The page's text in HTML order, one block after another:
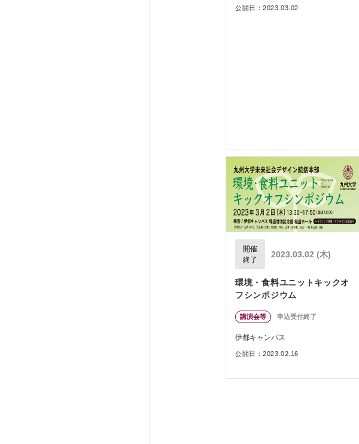
公開日：2023.03.02
開催
終了
2023.03.02 (木)
環境・食料ユニットキックオ
フシンポジウム
講演会等 申込受付終了
伊都キャンパス
公開日：2023.02.16